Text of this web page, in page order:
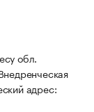
обл.
адрес: